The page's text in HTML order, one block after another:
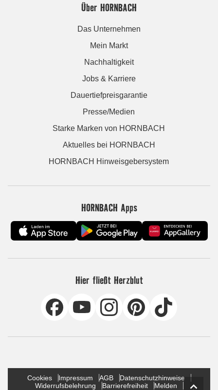
Über HORNBACH
Das Unternehmen
Mein Markt
Nachhaltigkeit
Jobs & Karriere
Dauertiefpreisgarantie
Presse/Medien
Starke Marken von HORNBACH
Aktuelles bei HORNBACH
HORNBACH Hinweisgebersystem
HORNBACH Apps
Hier fließt Herzblut
Cookies Impressum AGB
Datenschutzhinweise
Widerrufsbelehrung
Barrierefreiheit
Melden